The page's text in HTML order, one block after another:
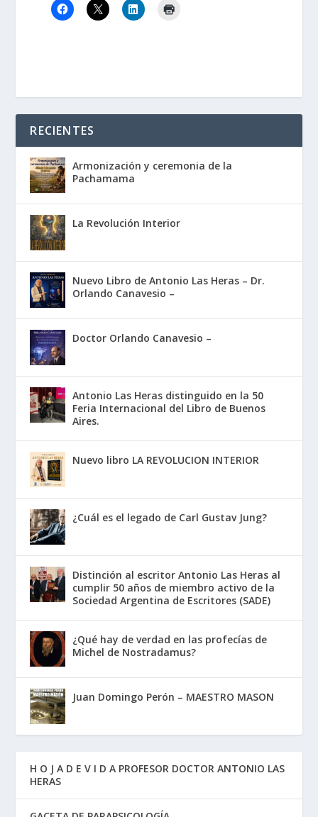
RECIENTES
Armonización y ceremonia de la
Pachamama
La Revolución Interior
Nuevo Libro de Antonio Las Heras – Dr.
Orlando Canavesio –
Doctor Orlando Canavesio –
Antonio Las Heras distinguido en la 50
Feria Internacional del Libro de Buenos
Aires.
Nuevo libro LA REVOLUCION INTERIOR
¿Cuál es el legado de Carl Gustav Jung?
Distinción al escritor Antonio Las Heras al
cumplir 50 años de miembro activo de la
Sociedad Argentina de Escritores (SADE)
¿Qué hay de verdad en las profecías de
Michel de Nostradamus?
Juan Domingo Perón – MAESTRO MASON
H O J A D E V I D A PROFESOR DOCTOR ANTONIO LAS
HERAS